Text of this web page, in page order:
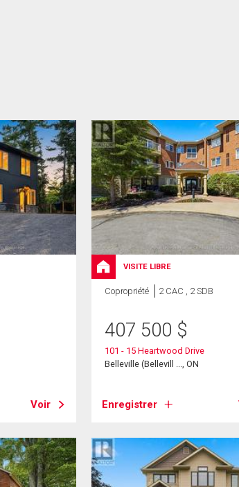
Voir
VISITE LIBRE
Copropriété 2 CAC , 2 SDB
407 500 $
101 - 15 Heartwood Drive
Belleville (Bellevill ..., ON
Enregistrer